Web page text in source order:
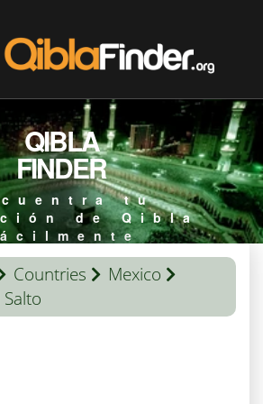
QIBLA
FINDER
tu
de Qibla
Countries
Mexico
Salto